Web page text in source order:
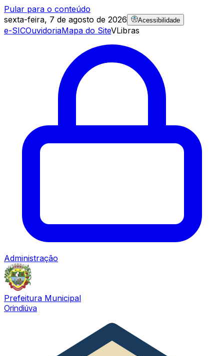
Pular para o conteúdo
sexta-feira, 7 de agosto de 2026
Acessibilidade
e-SICOuvidoriaMapa do SiteVLibras
Administração
Prefeitura Municipal
Orindiúva